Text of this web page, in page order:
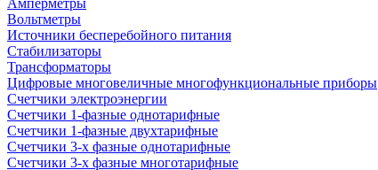
Амперметры
Вольтметры
Источники бесперебойного питания
Стабилизаторы
Трансформаторы
Цифровые многовеличные многофункциональные приборы
Счетчики электроэнергии
Счетчики 1-фазные однотарифные
Счетчики 1-фазные двухтарифные
Счетчики 3-х фазные однотарифные
Счетчики 3-х фазные многотарифные